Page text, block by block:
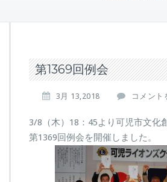
第1369回例会
3月 13,2018
第
3
9
回
例
コメント
3/8（木）18：45より可児市文化
第1369回例会を開催しました。